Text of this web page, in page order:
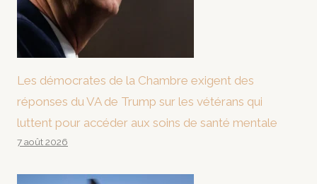
Les démocrates de la Chambre exigent des
réponses du VA de Trump sur les vétérans qui
luttent pour accéder aux soins de santé mentale
7 août 2026